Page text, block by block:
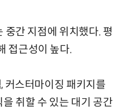
중간 지점에 위치했다. 평
접근성이 높다.
커스터마이징 패키지를
취할 수 있는 대기 공간